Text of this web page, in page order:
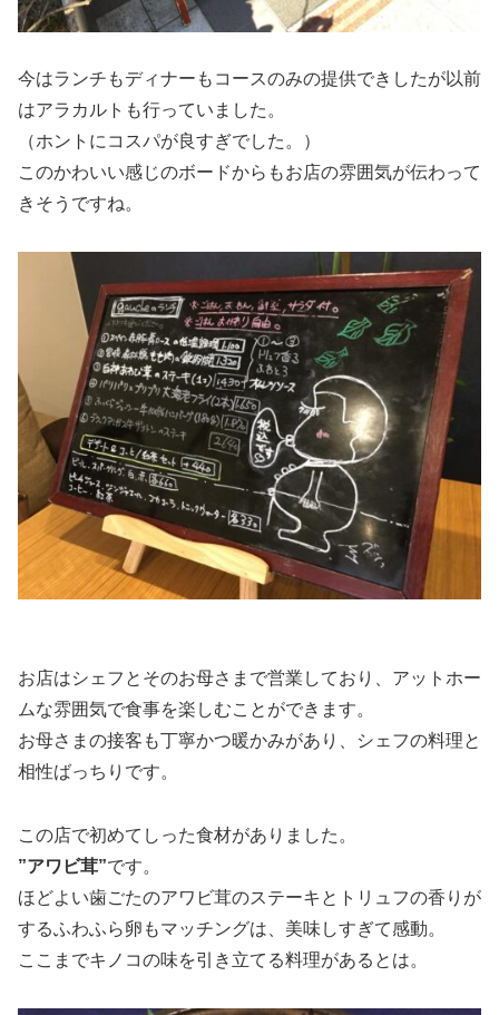
今はランチもディナーもコースのみの提供できしたが以前
はアラカルトも行っていました。
（ホントにコスパが良すぎでした。）
このかわいい感じのボードからもお店の雰囲気が伝わって
きそうですね。
お店はシェフとそのお母さまで営業しており、アットホー
ムな雰囲気で食事を楽しむことができます。
お母さまの接客も丁寧かつ暖かみがあり、シェフの料理と
相性ばっちりです。
この店で初めてしった食材がありました。
”アワビ茸”です。
ほどよい歯ごたのアワビ茸のステーキとトリュフの香りが
するふわふら卵もマッチングは、美味しすぎて感動。
ここまでキノコの味を引き立てる料理があるとは。